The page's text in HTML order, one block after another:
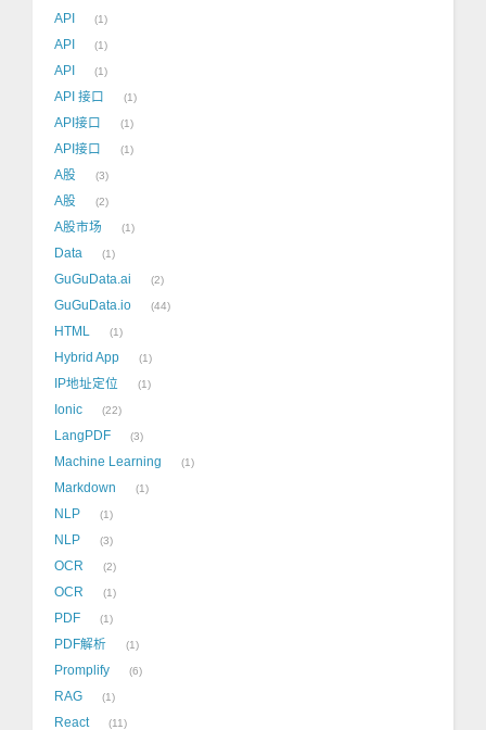
API 1
API 1
API 1
API 接口 1
API接口 1
API接口 1
A股 3
A股 2
A股市场 1
Data 1
GuGuData.ai 2
GuGuData.io 44
HTML 1
Hybrid App 1
IP地址定位 1
Ionic 22
LangPDF 3
Machine Learning 1
Markdown 1
NLP 1
NLP 3
OCR 2
OCR 1
PDF 1
PDF解析 1
Promplify 6
RAG 1
React 11